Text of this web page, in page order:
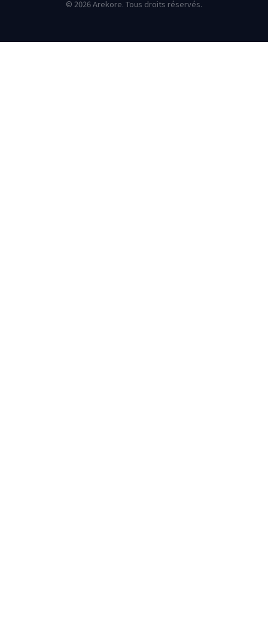
© 2026 Arekore. Tous droits réservés.